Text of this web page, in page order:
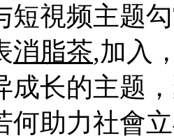
短視频主题
消脂茶,加入
成长的主题
何助力社會